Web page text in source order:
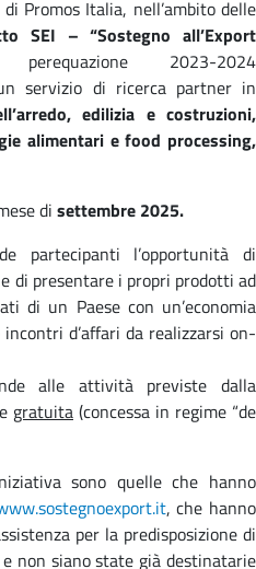
Promos Italia, nell’ambito delle
SEI – “Sostegno all’Export
2023-2024
servizio di ricerca partner in
edilizia e costruzioni,
alimentari e food processing,
di settembre 2025.
partecipanti l’opportunità di
di presentare i propri prodotti ad
di un Paese con un’economia
d’affari da realizzarsi on-
alle attività previste dalla
gratuita (concessa in regime “de
sono quelle che hanno
, che hanno
per la predisposizione di
non siano state già destinatarie